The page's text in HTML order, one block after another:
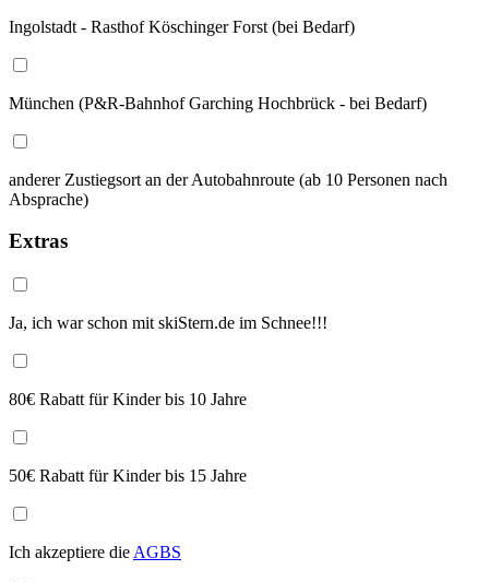
Ingolstadt - Rasthof Köschinger Forst (bei Bedarf)
München (P&R-Bahnhof Garching Hochbrück - bei Bedarf)
anderer Zustiegsort an der Autobahnroute (ab 10 Personen nach
Absprache)
Extras
Ja, ich war schon mit skiStern.de im Schnee!!!
80€ Rabatt für Kinder bis 10 Jahre
50€ Rabatt für Kinder bis 15 Jahre
Ich akzeptiere die AGBS